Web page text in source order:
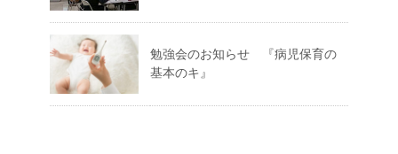
勉強会のお知らせ 『病児保育の
基本のキ』